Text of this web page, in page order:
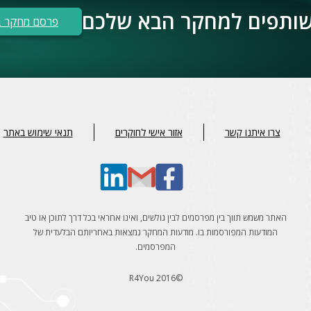
שותפים למחקר הבא שלכם פרסם מחקר
צרו איתנו קשר אזור אישי לחוקרים תנאי שימוש באתר
האתר משמש תווך בין מפרסמים לבין גולשים, ואינו אחראי בכל דרך לתוכן או טיב
המודעות המפורסמות בו. מודעות המחקר נמצאות באחריותם הבלעדית של
המפרסמים.
©R4You 2016